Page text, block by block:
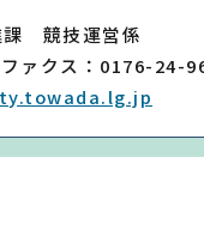
課 競技運営係
ファクス：0176-24-